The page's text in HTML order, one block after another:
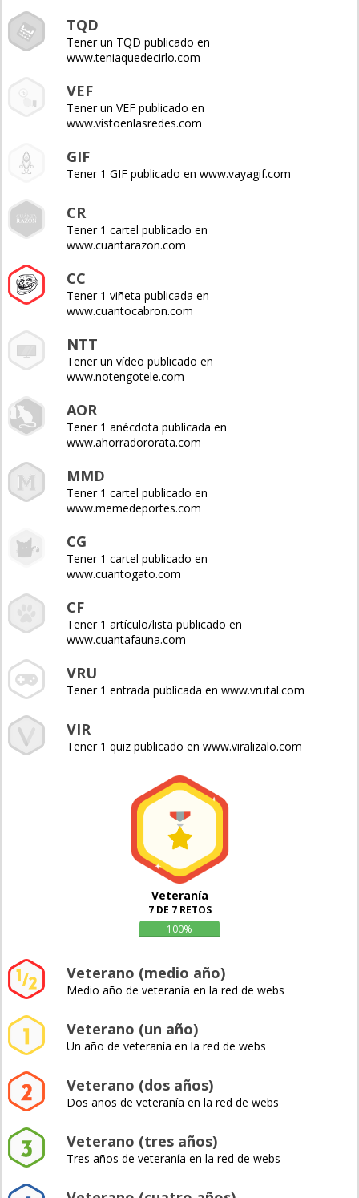
TQD
Tener un TQD publicado en
www.teniaquedecirlo.com
VEF
Tener un VEF publicado en
www.vistoenlasredes.com
GIF
Tener 1 GIF publicado en www.vayagif.com
CR
Tener 1 cartel publicado en
www.cuantarazon.com
CC
Tener 1 viñeta publicada en
www.cuantocabron.com
NTT
Tener un vídeo publicado en
www.notengotele.com
AOR
Tener 1 anécdota publicada en
www.ahorradororata.com
MMD
Tener 1 cartel publicado en
www.memedeportes.com
CG
Tener 1 cartel publicado en
www.cuantogato.com
CF
Tener 1 artículo/lista publicado en
www.cuantafauna.com
VRU
Tener 1 entrada publicada en www.vrutal.com
VIR
Tener 1 quiz publicado en www.viralizalo.com
Veteranía
7 DE 7 RETOS
100%
Veterano (medio año)
Medio año de veteranía en la red de webs
Veterano (un año)
Un año de veteranía en la red de webs
Veterano (dos años)
Dos años de veteranía en la red de webs
Veterano (tres años)
Tres años de veteranía en la red de webs